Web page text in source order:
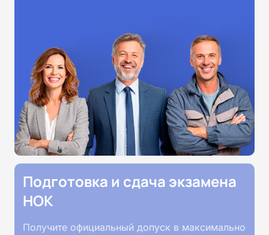
Подготовка и сдача экзамена
НОК
Получите официальный допуск в максимально